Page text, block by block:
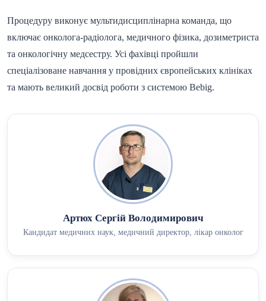
Процедуру виконує мультидисциплінарна команда, що
включає онколога-радіолога, медичного фізика, дозиметриста
та онкологічну медсестру. Усі фахівці пройшли
спеціалізоване навчання у провідних європейських клініках
та мають великий досвід роботи з системою Bebig.
Артюх Сергій Володимирович
Кандидат медичних наук, медичний директор, лікар онколог